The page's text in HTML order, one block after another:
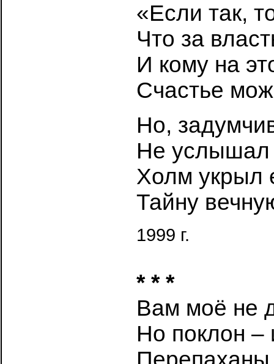
«Если так,
Что за
И кому на
Счастье
Но,
Не услышал
Холм укрыл
Тайну
1999 г.
* * *
Вам моё не
Но поклон –